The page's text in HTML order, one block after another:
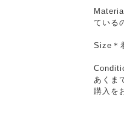
ている
Size＊
あくま
購入を